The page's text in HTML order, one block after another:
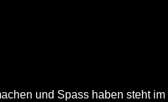
und Spass haben steht im